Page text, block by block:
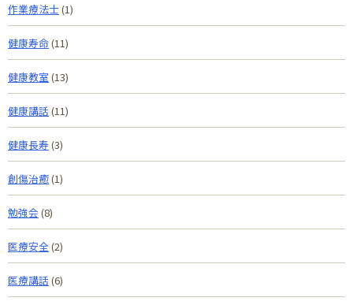
作業療法士(1)
健康寿命(11)
健康教室 (13)
健康講話 (11)
健康長寿(3)
創傷治癒(1)
勉強会 (8)
医療安全(2)
医療講話 (6)